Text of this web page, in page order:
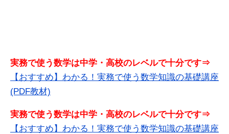
実務で使う数学は中学・高校のレベルで十分です⇒
【おすすめ】わかる！実務で使う数学知識の基礎講座
(PDF教材)
実務で使う数学は中学・高校のレベルで十分です⇒
【おすすめ】わかる！実務で使う数学知識の基礎講座